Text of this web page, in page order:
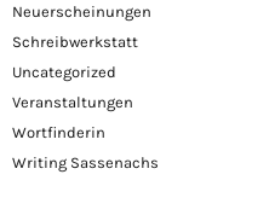
Neuerscheinungen
Schreibwerkstatt
Uncategorized
Veranstaltungen
Wortfinderin
Writing Sassenachs